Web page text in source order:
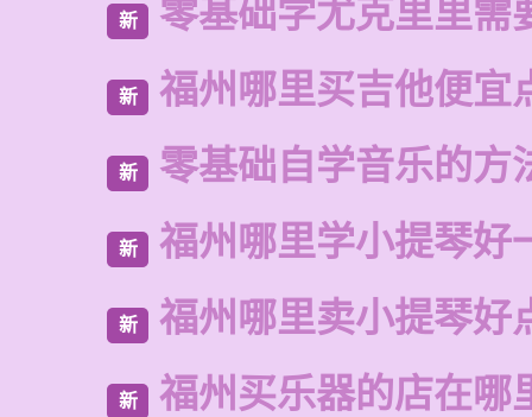
新 零基础学尤克里里需
新 福州哪里买吉他便宜
新 零基础自学音乐的方
新 福州哪里学小提琴好
新 福州哪里卖小提琴好
新 福州买乐器的店在哪